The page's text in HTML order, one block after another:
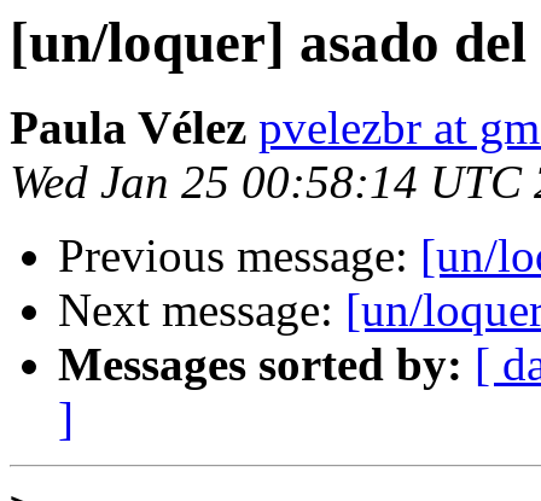
[un/loquer] asado
Paula Vélez pvelezbr at
Wed Jan 25 00:58:14 UTC
Previous message: [un/
Next message: [un/
Messages sorted by: [
]